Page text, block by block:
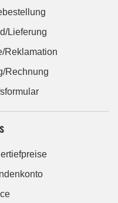
Lieferung
Reklamation
Rechnung